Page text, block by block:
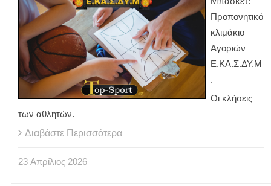
Προπονητικό
κλιμάκιο
Αγοριών
Ε.ΚΑ.Σ.ΔΥ.Μ
.
Οι κλήσεις
των αθλητών.
Διαβάστε Περισσότερα
23 Απρίλιος 2026